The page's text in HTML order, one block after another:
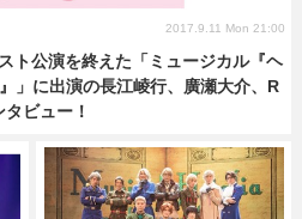
ト公演を終えた「ミュージカル『ヘ
に出演の長江崚行、廣瀬大介、R
ビュー！
2017.9.11 Mon 21:00